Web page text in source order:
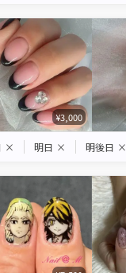
¥3,000
× 明日 × 明後日 ×